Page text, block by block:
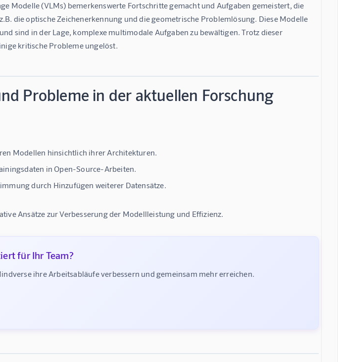
Modelle (VLMs) bemerkenswerte Fortschritte gemacht und Aufgaben gemeistert, die
die optische Zeichenerkennung und die geometrische Problemlösung. Diese Modelle
sind in der Lage, komplexe multimodale Aufgaben zu bewältigen. Trotz dieser
kritische Probleme ungelöst.
Probleme in der aktuellen Forschung
Modellen hinsichtlich ihrer Architekturen.
in Open-Source-Arbeiten.
durch Hinzufügen weiterer Datensätze.
Ansätze zur Verbesserung der Modellleistung und Effizienz.
für Ihr Team?
ihre Arbeitsabläufe verbessern und gemeinsam mehr erreichen.